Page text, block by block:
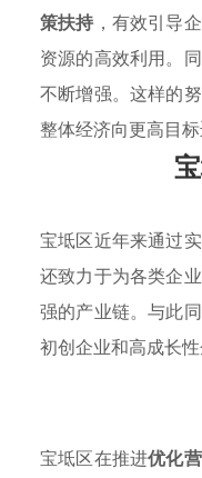
策扶持 ，有效引导
资源的高效利用。
不断增强。这样的
整体经济向更高目标
宝坻区近年来通过
还致力于为各类企
强的产业链。与此
初创企业和高成长
宝坻区在推进优化